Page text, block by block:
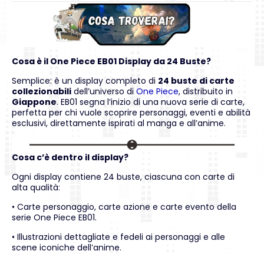
Cosa è il One Piece EB01 Display da 24 Buste?
Semplice: è un display completo di 24 buste di carte
collezionabili dell’universo di One Piece, distribuito in
Giappone. EB01 segna l’inizio di una nuova serie di carte,
perfetta per chi vuole scoprire personaggi, eventi e abilità
esclusivi, direttamente ispirati al manga e all’anime.
Cosa c’è dentro il display?
Ogni display contiene 24 buste, ciascuna con carte di
alta qualità:
• Carte personaggio, carte azione e carte evento della
serie One Piece EB01.
• Illustrazioni dettagliate e fedeli ai personaggi e alle
scene iconiche dell’anime.